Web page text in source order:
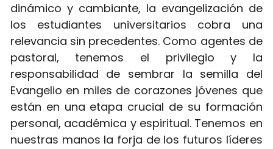
dinámico y cambiante, la evangelización de
los estudiantes universitarios cobra una
relevancia sin precedentes. Como agentes de
pastoral, tenemos el privilegio y la
responsabilidad de sembrar la semilla del
Evangelio en miles de corazones jóvenes que
están en una etapa crucial de su formación
personal, académica y espiritual. Tenemos en
nuestras manos la forja de los futuros líderes